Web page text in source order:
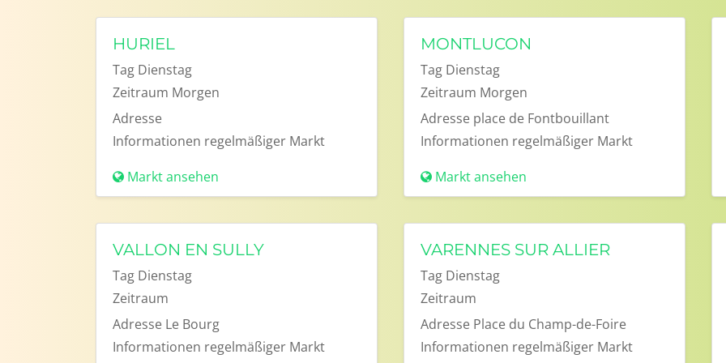
HURIEL
Tag Dienstag
Zeitraum Morgen
Adresse
Informationen regelmäßiger Markt
Markt ansehen
MONTLUCON
Tag Dienstag
Zeitraum Morgen
Adresse place de Fontbouillant
Informationen regelmäßiger Markt
Markt ansehen
VALLON EN SULLY
Tag Dienstag
Zeitraum
Adresse Le Bourg
Informationen regelmäßiger Markt
VARENNES SUR ALLIER
Tag Dienstag
Zeitraum
Adresse Place du Champ-de-Foire
Informationen regelmäßiger Markt